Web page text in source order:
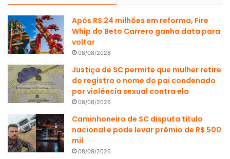
Após R$ 24 milhões em reforma, Fire
Whip do Beto Carrero ganha data para
voltar
08/08/2026
Justiça de SC permite que mulher retire
do registro o nome do pai condenado
por violência sexual contra ela
08/08/2026
Caminhoneiro de SC disputa título
nacional e pode levar prêmio de R$ 500
mil
08/08/2026